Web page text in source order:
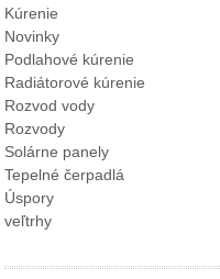
Kúrenie
Novinky
Podlahové kúrenie
Radiátorové kúrenie
Rozvod vody
Rozvody
Solárne panely
Tepelné čerpadlá
Úspory
veľtrhy